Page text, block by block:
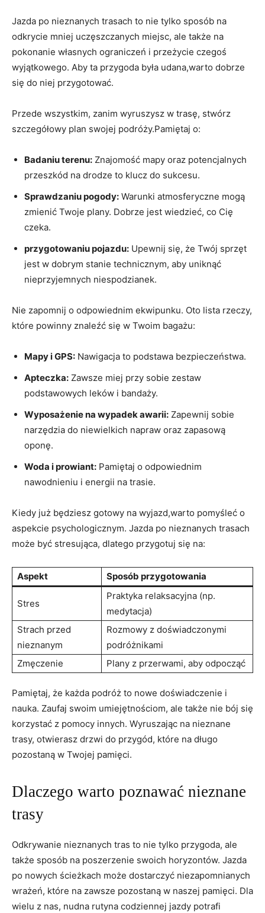
Jazda po nieznanych trasach to nie tylko sposób na
odkrycie mniej uczęszczanych miejsc, ale także na
pokonanie własnych ograniczeń i przeżycie czegoś
wyjątkowego. Aby ta przygoda była udana,warto dobrze
się do niej przygotować.
Przede wszystkim, zanim wyruszysz w trasę, stwórz
szczegółowy plan swojej podróży.Pamiętaj o:
Badaniu terenu: Znajomość mapy oraz potencjalnych
przeszkód na drodze to klucz do sukcesu.
Sprawdzaniu pogody: Warunki atmosferyczne mogą
zmienić Twoje plany. Dobrze jest wiedzieć, co Cię
czeka.
przygotowaniu pojazdu: Upewnij się, że Twój sprzęt
jest w dobrym stanie technicznym, aby uniknąć
nieprzyjemnych niespodzianek.
Nie zapomnij o odpowiednim ekwipunku. Oto lista rzeczy,
które powinny znaleźć się w Twoim bagażu:
Mapy i GPS: Nawigacja to podstawa bezpieczeństwa.
Apteczka: Zawsze miej przy sobie zestaw
podstawowych leków i bandaży.
Wyposażenie na wypadek awarii: Zapewnij sobie
narzędzia do niewielkich napraw oraz zapasową
oponę.
Woda i prowiant: Pamiętaj o odpowiednim
nawodnieniu i energii na trasie.
Kiedy już będziesz gotowy na wyjazd,warto pomyśleć o
aspekcie psychologicznym. Jazda po nieznanych trasach
może być stresująca, dlatego przygotuj się na:
Aspekt Sposób przygotowania
Stres
Praktyka relaksacyjna (np.
medytacja)
Strach przed
nieznanym
Rozmowy z doświadczonymi
podróżnikami
Zmęczenie
Plany z przerwami, aby odpocząć
Pamiętaj, że każda podróż to nowe doświadczenie i
nauka. Zaufaj swoim umiejętnościom, ale także nie bój się
korzystać z pomocy innych. Wyruszając na nieznane
trasy, otwierasz drzwi do przygód, które na długo
pozostaną w Twojej pamięci.
Dlaczego warto poznawać nieznane
trasy
Odkrywanie nieznanych tras to nie tylko przygoda, ale
także sposób na poszerzenie swoich horyzontów. Jazda
po nowych ścieżkach może dostarczyć niezapomnianych
wrażeń, które na zawsze pozostaną w naszej pamięci. Dla
wielu z nas, nudna rutyna codziennej jazdy potrafi